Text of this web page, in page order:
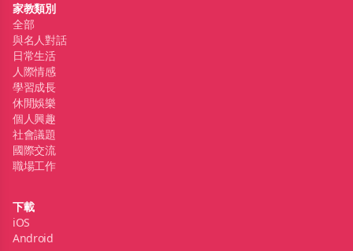
家教類別
全部
與名人對話
日常生活
人際情感
學習成長
休閒娛樂
個人興趣
社會議題
國際交流
職場工作
下載
iOS
Android